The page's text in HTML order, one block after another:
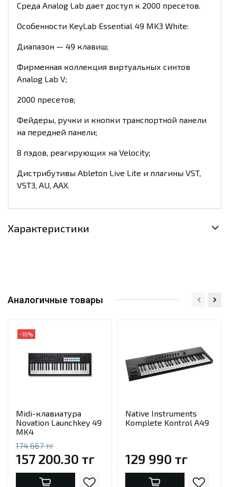
Среда Analog Lab дает доступ к 2000 пресетов.
Особенности KeyLab Essential 49 MK3 White:
Диапазон — 49 клавиш;
Фирменная коллекция виртуальных синтов
Analog Lab V;
2000 пресетов;
Фейдеры, ручки и кнопки транспортной панели
на передней панели;
8 пэдов, реагирующих на Velocity;
Дистрибутивы Ableton Live Lite и плагины VST,
VST3, AU, AAX.
Характеристики
Аналогичные товары
-10%
Midi-клавиатура
Novation Launchkey 49
MK4
174 667 тг
157 200.30 тг
Native Instruments
Komplete Kontrol A49
129 990 тг